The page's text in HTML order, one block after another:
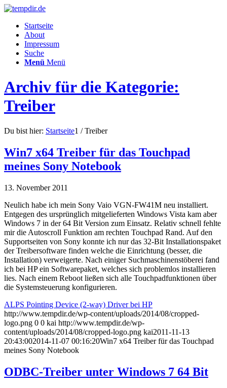
Startseite
About
Impressum
Suche
Menü Menü
Archiv für die Kategorie:
Treiber
Du bist hier: Startseite1 / Treiber
Win7 x64 Treiber für das Touchpad
meines Sony Notebook
13. November 2011
Neulich habe ich mein Sony Vaio VGN-FW41M neu installiert.
Entgegen des ursprünglich mitgelieferten Windows Vista kam aber
Windows 7 in der 64 Bit Version zum Einsatz. Relativ schnell fehlte
mir die Autoscroll Funktion am rechten Touchpad Rand. Auf den
Supportseiten von Sony konnte ich nur das 32-Bit Installationspaket
der Treibersoftware finden welche die Einrichtung (besser, die
Installation) verweigerte. Nach einiger Suchmaschinenstöberei fand
ich bei HP ein Softwarepaket, welches sich problemlos installieren
lies. Nach einem Reboot ließen sich alle Touchpadfunktionen über
die Systemsteuerung konfigurieren.
ALPS Pointing Device (2-way) Driver bei HP
http://www.tempdir.de/wp-content/uploads/2014/08/cropped-
logo.png 0 0 kai http://www.tempdir.de/wp-
content/uploads/2014/08/cropped-logo.png kai2011-11-13
20:43:002014-11-07 00:16:20Win7 x64 Treiber für das Touchpad
meines Sony Notebook
ODBC-Treiber unter Windows 7 64 Bit